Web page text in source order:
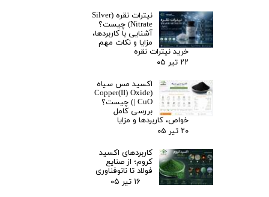
نیترات نقره (Silver
Nitrate) چیست؟
آشنایی با کاربردها،
مزایا و نکات مهم
خرید نیترات نقره
۲۲ تیر ۰۵
اکسید مس سیاه
(Copper(II) Oxide
| CuO) چیست؟
بررسی کامل
خواص، کاربردها و مزایا
۲۰ تیر ۰۵
کاربردهای اکسید
کروم؛ از صنایع
فولاد تا نانوفناوری
۱۶ تیر ۰۵